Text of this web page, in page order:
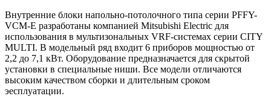
Внутренние блоки напольно-потолочного типа серии PFFY-
VCM-E разработаны компанией Mitsubishi Electric для
использования в мультизональных VRF-системах серии CITY
MULTI. В модельный ряд входит 6 приборов мощностью от
2,2 до 7,1 кВт. Оборудование предназначается для скрытой
установки в специальные ниши. Все модели отличаются
высоким качеством сборки и длительным сроком
эесплуатации.